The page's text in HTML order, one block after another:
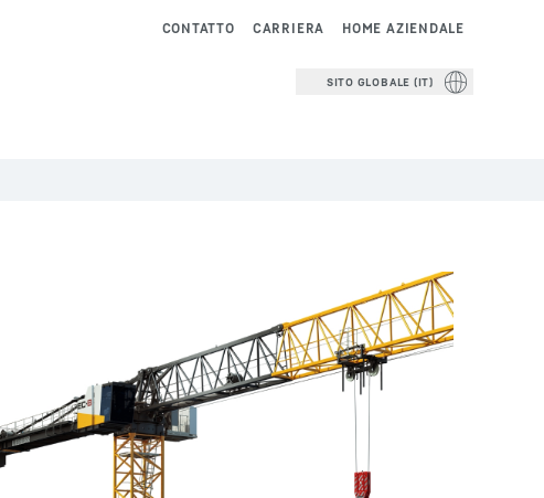
HOME AZIENDALE
CARRIERA
CONTATTO
SITO GLOBALE (IT)